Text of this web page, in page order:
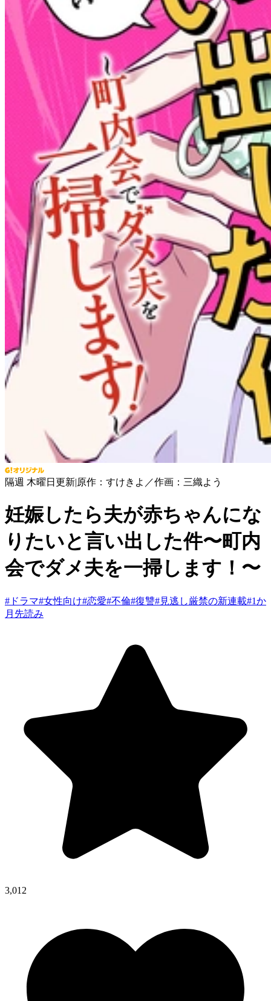
隔週 木曜日更新|原作：すけきよ／作画：三織よう
妊娠したら夫が赤ちゃんにな
りたいと言い出した件〜町内
会でダメ夫を一掃します！〜
# ドラマ#女性向け#恋愛#不倫#復讐#見逃し厳禁の新連載#1か
月先読み
3,012